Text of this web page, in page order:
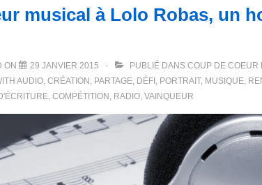
musical à Lolo Robas, un
ON 29 JANVIER 2015 PUBLIÉ DANS COUP DE COEUR
AUDIO, CRÉATION , PARTAGE, DÉFI , PORTRAIT, MUSIQUE,
, COMPÉTITION , RADIO, VAINQUEUR